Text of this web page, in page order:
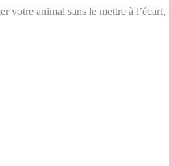
animal sans le mettre à